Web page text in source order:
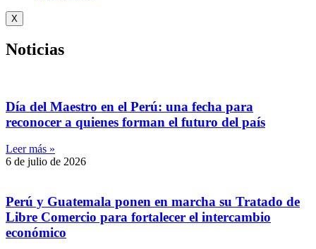
X
Noticias
Día del Maestro en el Perú: una fecha para
reconocer a quienes forman el futuro del país
Leer más »
6 de julio de 2026
Perú y Guatemala ponen en marcha su Tratado de
Libre Comercio para fortalecer el intercambio
económico